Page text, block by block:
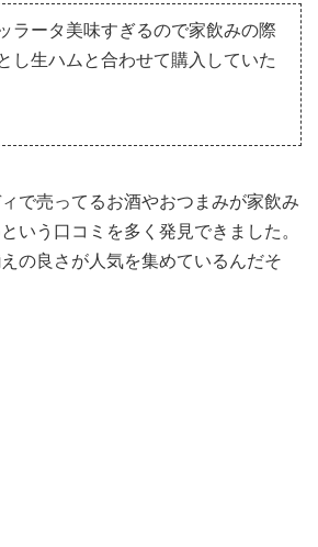
ラータ美味すぎるので家飲みの際
し生ハムと合わせて購入していた
で売ってるお酒やおつまみが家飲み
いう口コミを多く発見できました。
の良さが人気を集めているんだそ